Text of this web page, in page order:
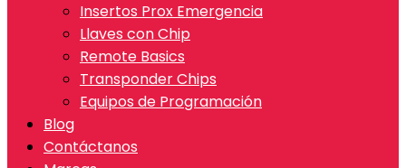
Insertos Prox Emergencia
Llaves con Chip
Remote Basics
Transponder Chips
Equipos de Programación
Blog
Contáctanos